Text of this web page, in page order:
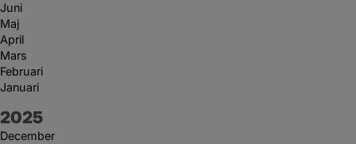
Juni
Maj
April
Mars
Februari
Januari
År:
2025
December